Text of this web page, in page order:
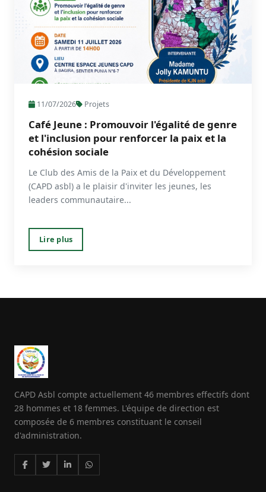
11/07/2026 Projets
Café Jeune : Promouvoir l'égalité de genre
et l'inclusion pour renforcer la paix et la
cohésion sociale
Le Club des Amis de la Paix et du Développement
(CAPD asbl) a le plaisir d'inviter les jeunes, les
leaders communautaire...
Lire plus
CAPD Asbl compte actuellement 46 membres effectifs dont
28 hommes et 18 femmes. L'équipe de direction est
composée de 6 membres constituant le conseil
d'administration.